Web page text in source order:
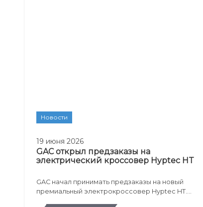
Новости
19 июня 2026
GAC открыл предзаказы на
электрический кроссовер Hyptec HT
GAC начал принимать предзаказы на новый
премиальный электрокроссовер Hyptec HT.